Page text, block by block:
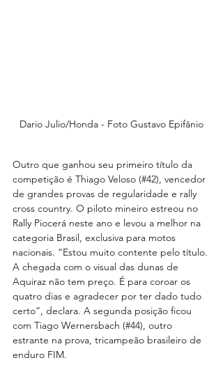
Dario Julio/Honda - Foto Gustavo Epifânio
Outro que ganhou seu primeiro título da
competição é Thiago Veloso (#42), vencedor
de grandes provas de regularidade e rally
cross country. O piloto mineiro estreou no
Rally Piocerá neste ano e levou a melhor na
categoria Brasil, exclusiva para motos
nacionais. “Estou muito contente pelo título.
A chegada com o visual das dunas de
Aquiraz não tem preço. É para coroar os
quatro dias e agradecer por ter dado tudo
certo”, declara. A segunda posição ficou
com Tiago Wernersbach (#44), outro
estrante na prova, tricampeão brasileiro de
enduro FIM.